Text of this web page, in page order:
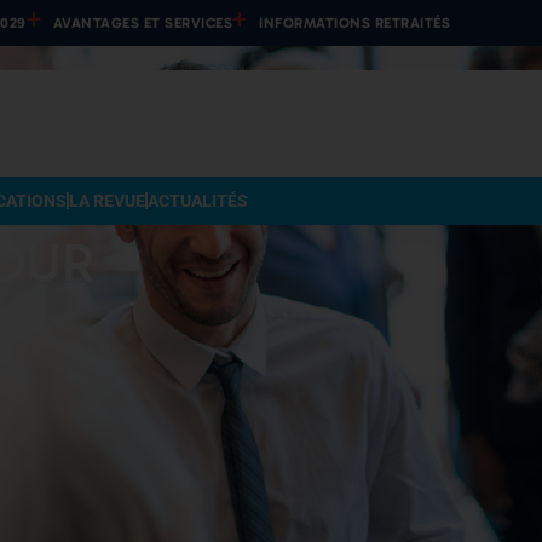
AVANTAGES ET SERVICES INFORMATIONS RETRAITÉS
LA REVUEACTUALITÉS